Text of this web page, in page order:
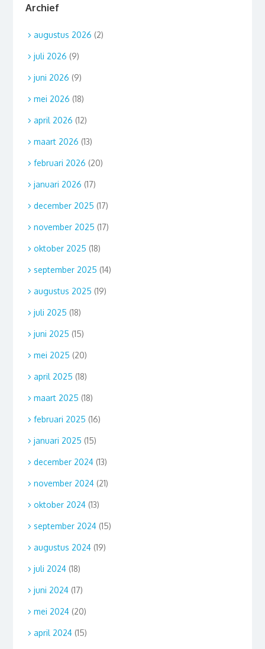
Archief
augustus 2026 (2)
juli 2026 (9)
juni 2026 (9)
mei 2026 (18)
april 2026 (12)
maart 2026 (13)
februari 2026 (20)
januari 2026 (17)
december 2025 (17)
november 2025 (17)
oktober 2025 (18)
september 2025 (14)
augustus 2025 (19)
juli 2025 (18)
juni 2025 (15)
mei 2025 (20)
april 2025 (18)
maart 2025 (18)
februari 2025 (16)
januari 2025 (15)
december 2024(13)
november 2024(21)
oktober 2024(13)
september 2024(15)
augustus 2024(19)
juli 2024(18)
juni 2024(17)
mei 2024(20)
april 2024(15)